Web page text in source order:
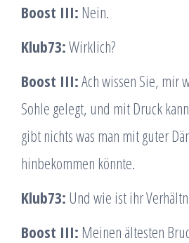
Boost III: Nein.
Klub73:Wirklich?
Boost III:Ach wissen Sie, mir
Sohle gelegt, und mit Druck
gibt nichts was man mit guter
hinbekommen könnte.
Klub73: Und wie ist ihr
Boost III: Meinen ältesten